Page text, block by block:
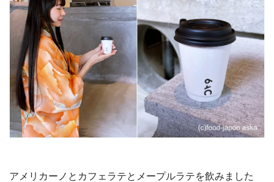
アメリカーノとカフェラテとメープルラテを飲みました